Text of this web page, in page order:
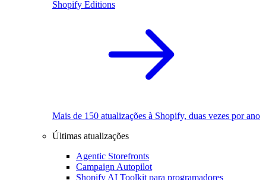
Shopify Editions
Mais de 150 atualizações à Shopify, duas vezes por ano
Últimas atualizações
Agentic Storefronts
Campaign Autopilot
Shopify AI Toolkit para programadores